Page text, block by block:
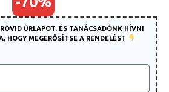
ŰRLAPOT, ÉS TANÁCSADÓNK HÍVNI
HOGY MEGERŐSÍTSE A RENDELÉST